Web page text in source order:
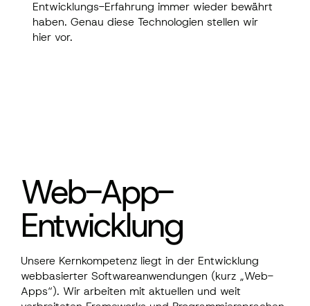
Entwicklungs-Erfahrung immer wieder bewährt
haben. Genau diese Technologien stellen wir
hier vor.
Web-App-
Entwicklung
Unsere Kernkompetenz liegt in der Entwicklung
webbasierter Softwareanwendungen (kurz „Web-
Apps“). Wir arbeiten mit aktuellen und weit